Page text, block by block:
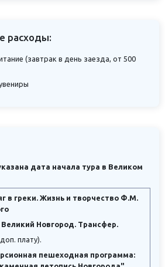
расходы:
(завтрак в день заезда, от 500
дата начала тура в Великом
в греки. Жизнь и творчество Ф.М.
Новгород. Трансфер.
плату).
пешеходная программа: